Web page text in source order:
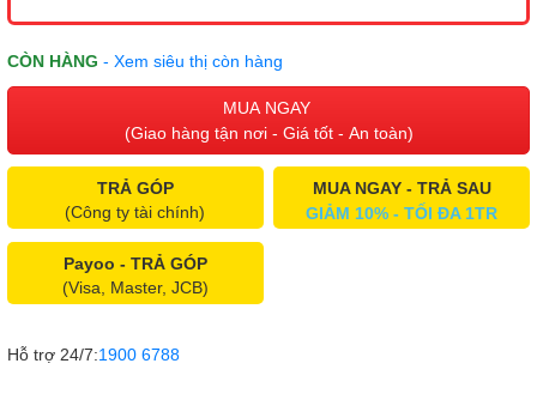
CÒN HÀNG - Xem siêu thị còn hàng
MUA NGAY
(Giao hàng tận nơi - Giá tốt - An toàn)
TRẢ GÓP
(Công ty tài chính)
MUA NGAY - TRẢ SAU
GIẢM 10% - TỐI ĐA 1TR
Payoo - TRẢ GÓP
(Visa, Master, JCB)
Hỗ trợ 24/7:1900 6788